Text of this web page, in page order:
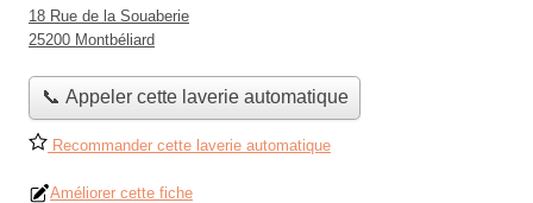
18 Rue de la Souaberie
25200 Montbéliard
📞 Appeler cette laverie automatique
Recommander cette laverie automatique
Améliorer cette fiche